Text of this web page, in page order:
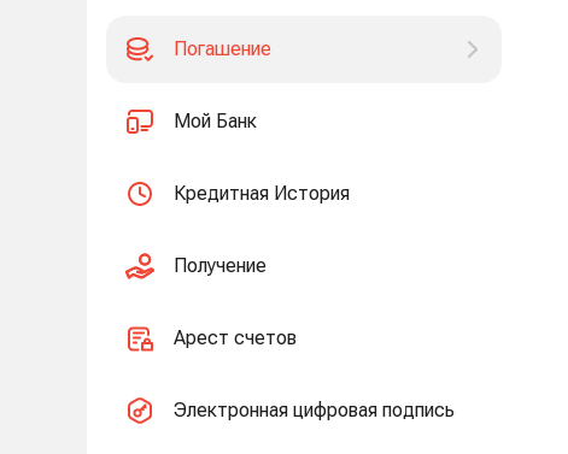
Погашение
Мой Банк
Кредитная История
Получение
Арест счетов
Электронная цифровая подпись